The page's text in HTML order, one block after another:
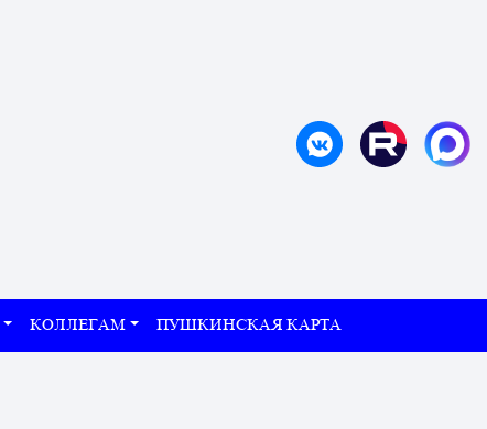
КОЛЛЕГАМ ПУШКИНСКАЯ КАРТА